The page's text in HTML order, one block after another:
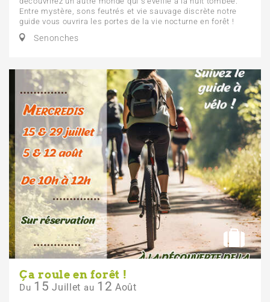
Entre mystère, sons feutrés et vie sauvage discrète notre
guide vous ouvrira les portes de la vie nocturne en forêt !
Senonches
Ça roule en forêt !
Du 15 Juillet au 12 Août